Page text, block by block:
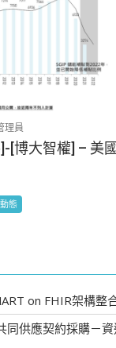
理員
[博大智權] – 美
態
on FHIR架構整
同供應契約採購－